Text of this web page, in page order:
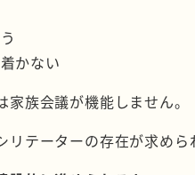
かない
族会議が機能しません。
テーターの存在が求めら